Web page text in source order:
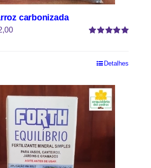
carbonizada
Detalhes